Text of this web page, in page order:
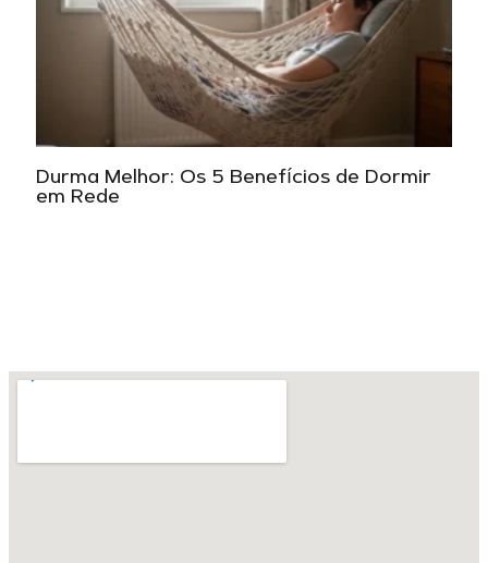
Durma Melhor: Os 5 Benefícios de Dormir
em Rede